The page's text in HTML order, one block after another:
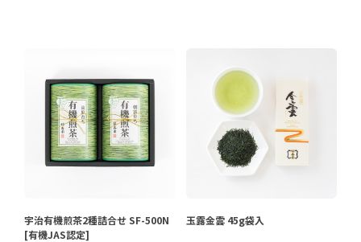
宇治有機煎茶2種詰合せ SF-500N
[有機JAS認定]
玉露金雲 45g袋入